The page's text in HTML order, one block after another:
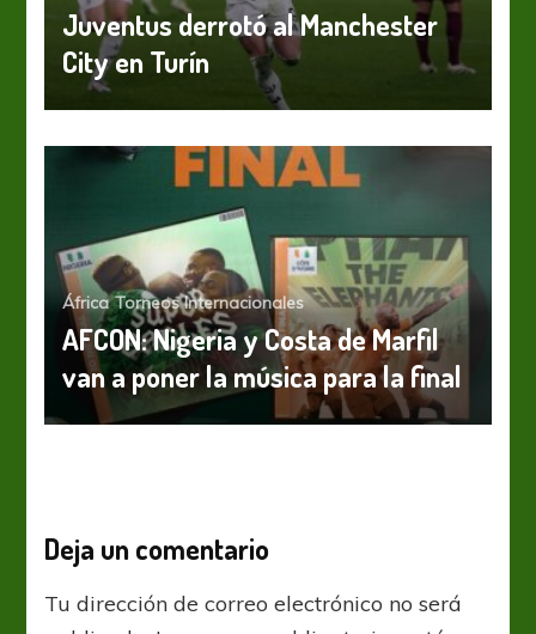
Juventus derrotó al Manchester
City en Turín
África Torneos Internacionales
AFCON: Nigeria y Costa de Marfil
van a poner la música para la final
Deja un comentario
Tu dirección de correo electrónico no será